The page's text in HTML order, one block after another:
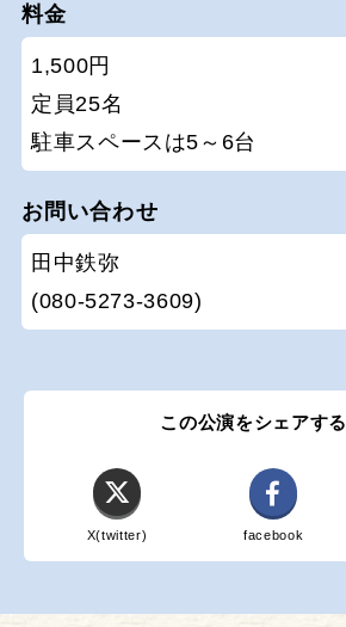
料金
1,500円
定員25名
駐車スペースは5～6台
お問い合わせ
田中鉄弥
(080-5273-3609)
この公演をシェアする
X(twitter) facebook